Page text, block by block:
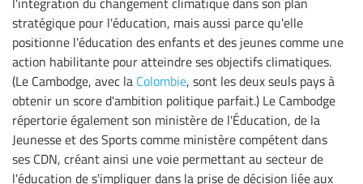
stratégique pour l'éducation, mais aussi parce qu'elle
positionne l'éducation des enfants et des jeunes comme une
action habilitante pour atteindre ses objectifs climatiques.
(Le Cambodge, avec la Colombie, sont les deux seuls pays à
obtenir un score d'ambition politique parfait.) Le Cambodge
répertorie également son ministère de l'Éducation, de la
Jeunesse et des Sports comme ministère compétent dans
ses CDN, créant ainsi une voie permettant au secteur de
l'éducation de s'impliquer dans la prise de décision liée aux